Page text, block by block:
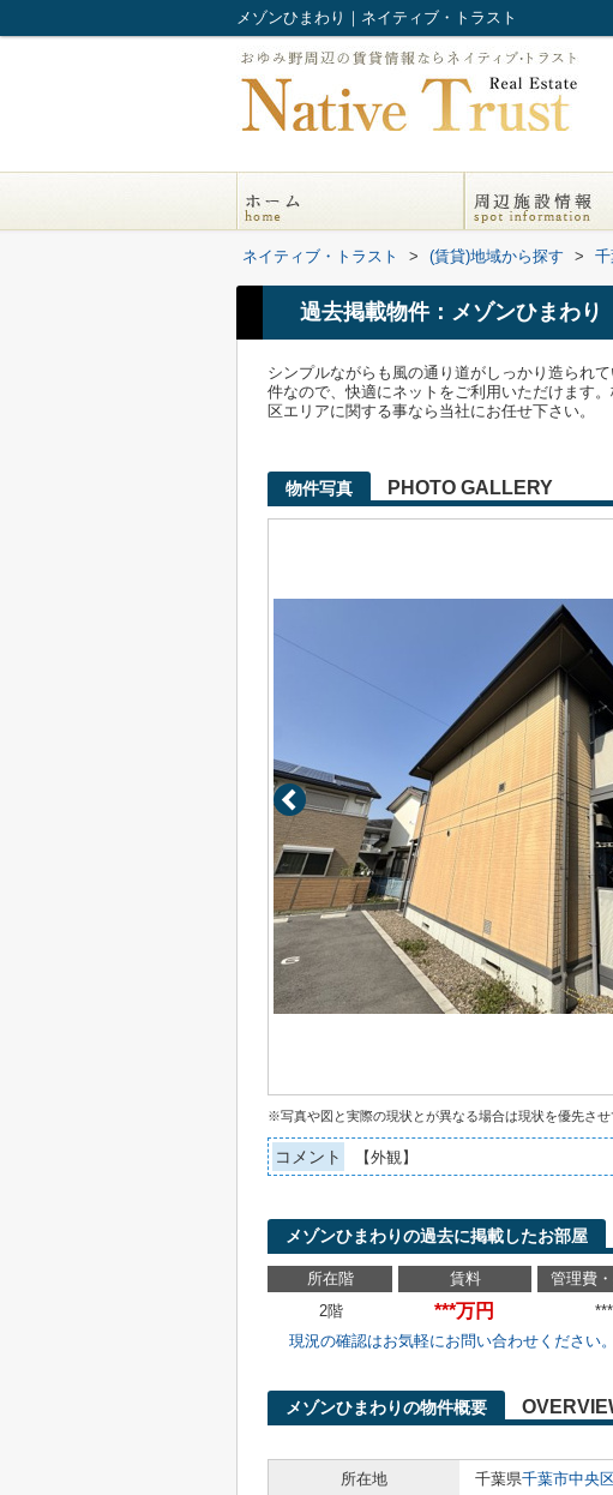
メゾンひまわり｜ネイティブ・トラスト
ネイティブ・トラスト > (賃貸)地域から探す >
過去掲載物件：メゾンひまわり
シンプルながらも風の通り道がしっかり造られ
件なので、快適にネットをご利用いただけます
区エリアに関する事なら当社にお任せ下さい。
物件写真 PHOTO GALLERY
※写真や図と実際の現状とが異なる場合は現状を優先させ
コメント 【外観】
メゾンひまわりの過去に掲載したお部屋
所在階 賃料 管理費
2階
***万円 ***
現況の確認はお気軽にお問い合わせください。
メゾンひまわりの物件概要
所在地
千葉県千葉市中央